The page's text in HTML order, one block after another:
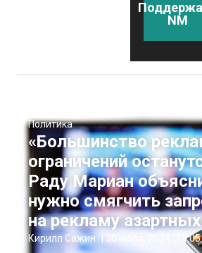
NM
Политика
«Большинство
ограничений
Раду Мариан
нужно смягчить
на рекламу азартных
Кирилл Сажин 30 июля, 2024 13:05